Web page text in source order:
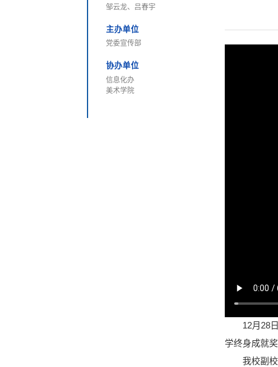
邹云龙、吕春宇
主办单位
党委宣传部
协办单位
信息化办
美术学院
12月28日
学终身成就奖
我校副校